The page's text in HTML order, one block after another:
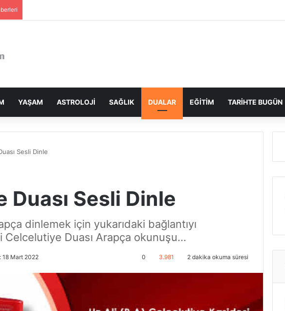
YAŞAM ASTROLOJI SAĞLIK DUALAR EĞITIM TARIHTE BUGÜN
Sesli Dinle
Duası Sesli Dinle
dinlemek için yukarıdaki bağlantıyı
Duası Arapça okunuşu...
18 Mart 2022 0 3.981 2 dakika okuma süresi